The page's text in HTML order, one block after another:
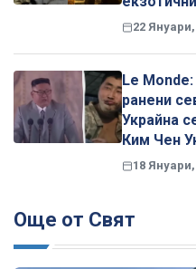
22 Януари,
Le
ранени
Украйна
Ким Чен
18 Януари,
Още от Свят